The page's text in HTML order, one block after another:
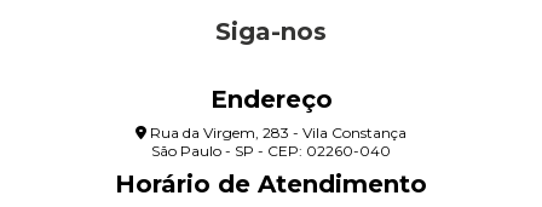
Siga-nos
Endereço
Rua da Virgem, 283 - Vila Constança
São Paulo - SP - CEP: 02260-040
Horário de Atendimento